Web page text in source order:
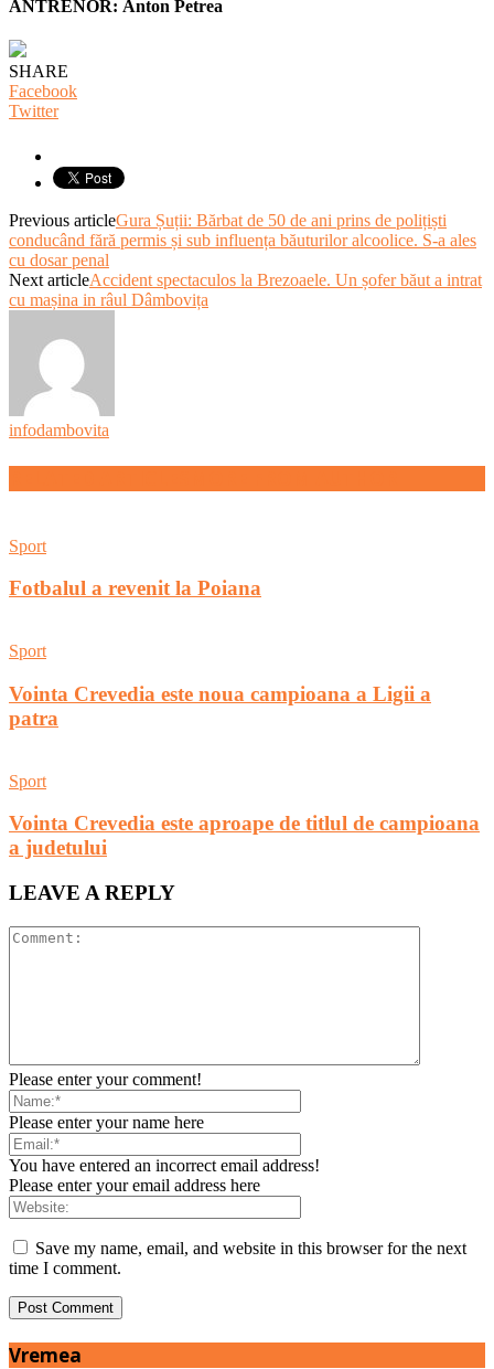
ANTRENOR: Anton Petrea
SHARE
Facebook
Twitter
Previous articleGura Șuții: Bărbat de 50 de ani prins de polițiști
conducând fără permis și sub influența băuturilor alcoolice. S-a ales
cu dosar penal
Next articleAccident spectaculos la Brezoaele. Un șofer băut a intrat
cu mașina in râul Dâmbovița
infodambovita
Sport
Fotbalul a revenit la Poiana
Sport
Vointa Crevedia este noua campioana a Ligii a
patra
Sport
Vointa Crevedia este aproape de titlul de campioana
a judetului
LEAVE A REPLY
Please enter your comment!
Please enter your name here
You have entered an incorrect email address!
Please enter your email address here
Save my name, email, and website in this browser for the next
time I comment.
Vremea